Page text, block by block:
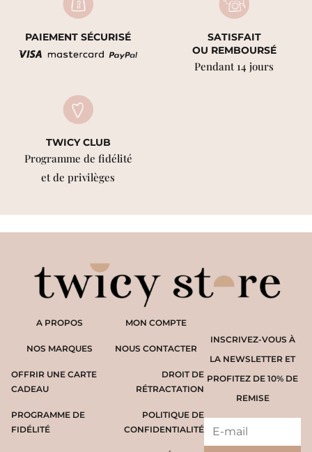
PAIEMENT SÉCURISÉ
SATISFAIT
OU REMBOURSÉ
Pendant 14 jours
TWICY CLUB
Programme de fidélité
et de privilèges
A PROPOS
NOS MARQUES
OFFRIR UNE CARTE
CADEAU
PROGRAMME DE
FIDÉLITÉ
INSCRIVEZ-VOUS À
LA NEWSLETTER ET
PROFITEZ DE 10% DE
REMISE
MON COMPTE
NOUS CONTACTER
DROIT DE
RÉTRACTATION
POLITIQUE DE
CONFIDENTIALITÉ